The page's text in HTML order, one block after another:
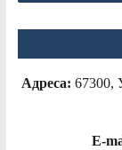
Адреса: 67300,
E-